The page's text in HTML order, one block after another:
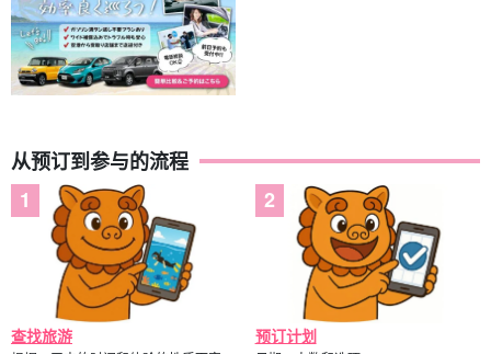
从预订到参与的流程
查找旅游 预订计划